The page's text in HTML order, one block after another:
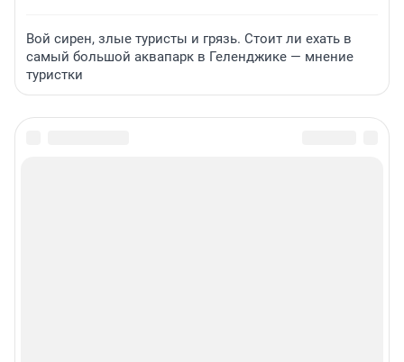
Вой сирен, злые туристы и грязь. Стоит ли ехать в
самый большой аквапарк в Геленджике — мнение
туристки